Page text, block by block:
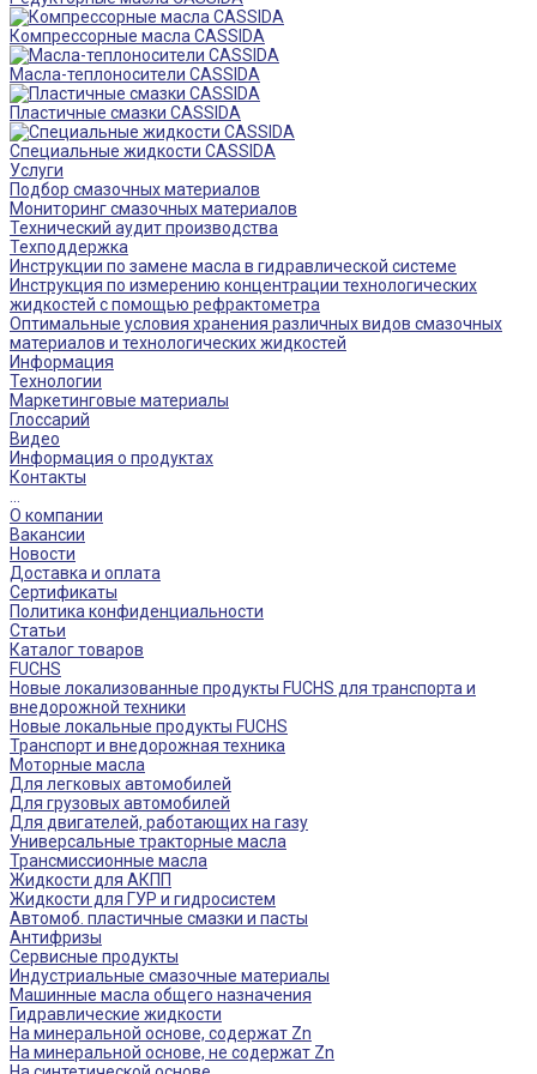
Компрессорные масла CASSIDA
Масла-теплоносители CASSIDA
Пластичные смазки CASSIDA
Специальные жидкости CASSIDA
Услуги
Подбор смазочных материалов
Мониторинг смазочных материалов
Технический аудит производства
Техподдержка
Инструкции по замене масла в гидравлической системе
Инструкция по измерению концентрации технологических
жидкостей с помощью рефрактометра
Оптимальные условия хранения различных видов смазочных
материалов и технологических жидкостей
Информация
Технологии
Маркетинговые материалы
Глоссарий
Видео
Информация о продуктах
Контакты
О компании
Вакансии
Новости
Доставка и оплата
Сертификаты
Политика конфиденциальности
Статьи
Каталог товаров
FUCHS
Новые локализованные продукты FUCHS для транспорта и
внедорожной техники
Новые локальные продукты FUCHS
Транспорт и внедорожная техника
Моторные масла
Для легковых автомобилей
Для грузовых автомобилей
Для двигателей, работающих на газу
Универсальные тракторные масла
Трансмиссионные масла
Жидкости для АКПП
Жидкости для ГУР и гидросистем
Автомоб. пластичные смазки и пасты
Антифризы
Сервисные продукты
Индустриальные смазочные материалы
Машинные масла общего назначения
Гидравлические жидкости
На минеральной основе, содержат Zn
На минеральной основе, не содержат Zn